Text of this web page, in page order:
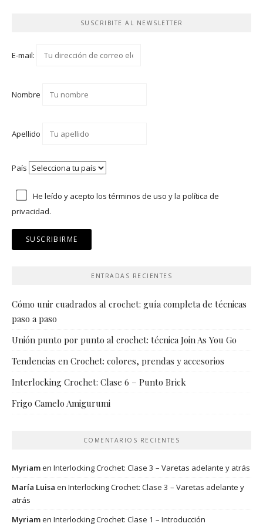
SUSCRIBITE AL NEWSLETTER
E-mail:
Nombre
Apellido
País
He leído y acepto los términos de uso yla política de
privacidad.
ENTRADAS RECIENTES
Cómo unir cuadrados al crochet: guía completa de técnicas
paso a paso
Unión punto por punto al crochet: técnica Join As You Go
Tendencias en Crochet: colores, prendas y accesorios
Interlocking Crochet: Clase 6 – Punto Brick
Frigo Camelo Amigurumi
COMENTARIOS RECIENTES
Myriamen Interlocking Crochet: Clase 3 – Varetas adelante y atrás
María Luisa en Interlocking Crochet: Clase 3 – Varetas adelante y
atrás
Myriamen Interlocking Crochet: Clase 1 – Introducción